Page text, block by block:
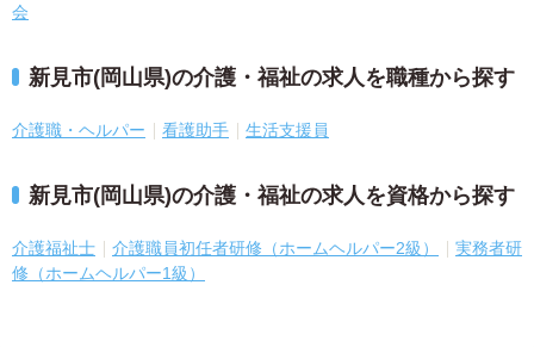
会
新見市(岡山県)の介護・福祉の求人を職種から探す
介護職・ヘルパー 看護助手 生活支援員
新見市(岡山県)の介護・福祉の求人を資格から探す
介護福祉士 介護職員初任者研修（ホームヘルパー2級）
実務者研
修（ホームヘルパー1級）